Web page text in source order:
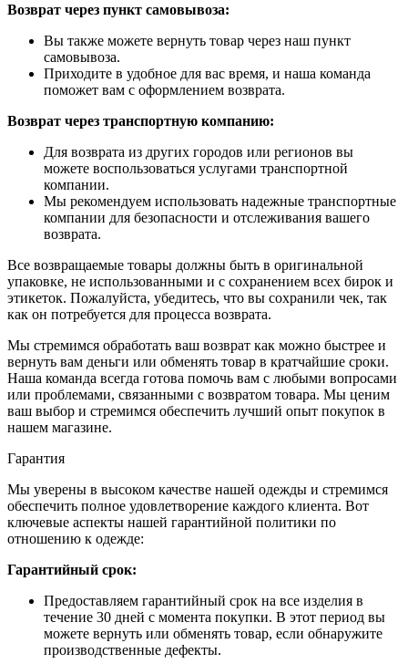
Возврат через пункт самовывоза:
Вы также можете вернуть товар через наш пункт
самовывоза.
Приходите в удобное для вас время, и наша команда
поможет вам с оформлением возврата.
Возврат через транспортную компанию:
Для возврата из других городов или регионов вы
можете воспользоваться услугами транспортной
компании.
Мы рекомендуем использовать надежные транспортные
компании для безопасности и отслеживания вашего
возврата.
Все возвращаемые товары должны быть в оригинальной
упаковке, не использованными и с сохранением всех бирок и
этикеток. Пожалуйста, убедитесь, что вы сохранили чек, так
как он потребуется для процесса возврата.
Мы стремимся обработать ваш возврат как можно быстрее и
вернуть вам деньги или обменять товар в кратчайшие сроки.
Наша команда всегда готова помочь вам с любыми вопросами
или проблемами, связанными с возвратом товара. Мы ценим
ваш выбор и стремимся обеспечить лучший опыт покупок в
нашем магазине.
Гарантия
Мы уверены в высоком качестве нашей одежды и стремимся
обеспечить полное удовлетворение каждого клиента. Вот
ключевые аспекты нашей гарантийной политики по
отношению к одежде:
Гарантийный срок:
Предоставляем гарантийный срок на все изделия в
течение 30 дней с момента покупки. В этот период вы
можете вернуть или обменять товар, если обнаружите
производственные дефекты.